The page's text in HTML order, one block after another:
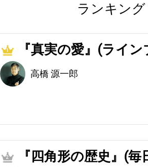
ランキング
1 『真実の愛』(ライ
高橋 源一郎
2 『四角形の歴史』(毎